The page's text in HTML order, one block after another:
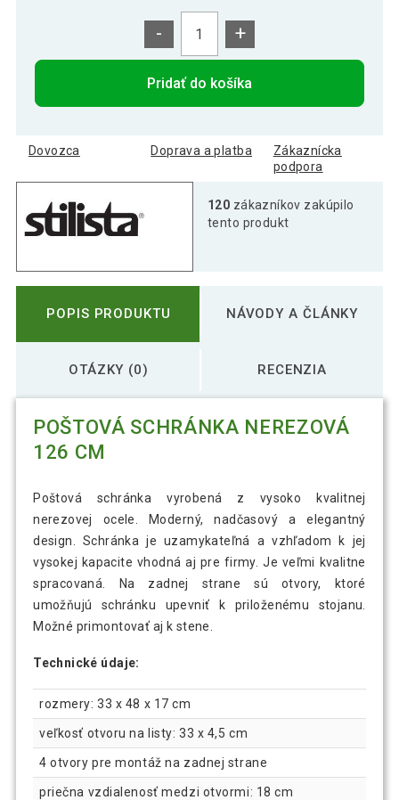
- +
Pridať do košíka
Dovozca Doprava a platba
Zákaznícka
podpora
120 zákazníkov zakúpilo
tento produkt
POPIS PRODUKTU NÁVODY A ČLÁNKY
OTÁZKY (0) RECENZIA
POŠTOVÁ SCHRÁNKA NEREZOVÁ
126 CM
Poštová schránka vyrobená z vysoko kvalitnej
nerezovej ocele. Moderný, nadčasový a elegantný
design. Schránka je uzamykateľná a vzhľadom k jej
vysokej kapacite vhodná aj pre firmy. Je veľmi kvalitne
spracovaná. Na zadnej strane sú otvory, ktoré
umožňujú schránku upevniť k priloženému stojanu.
Možné primontovať aj k stene.
Technické údaje:
rozmery: 33 x 48 x 17 cm
veľkosť otvoru na listy: 33 x 4,5 cm
4 otvory pre montáž na zadnej strane
priečna vzdialenosť medzi otvormi: 18 cm